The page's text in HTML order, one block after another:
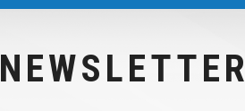
NEWSLETTER